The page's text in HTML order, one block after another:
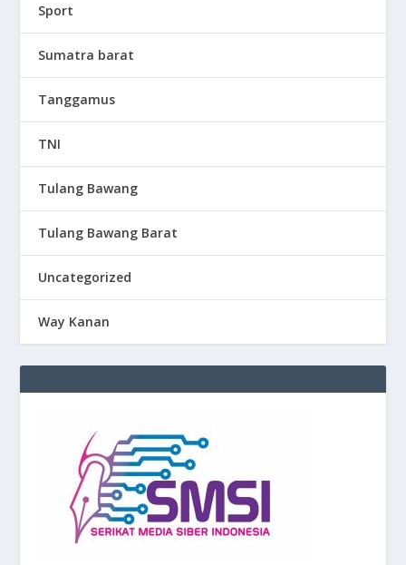
Sport
Sumatra barat
Tanggamus
TNI
Tulang Bawang
Tulang Bawang Barat
Uncategorized
Way Kanan